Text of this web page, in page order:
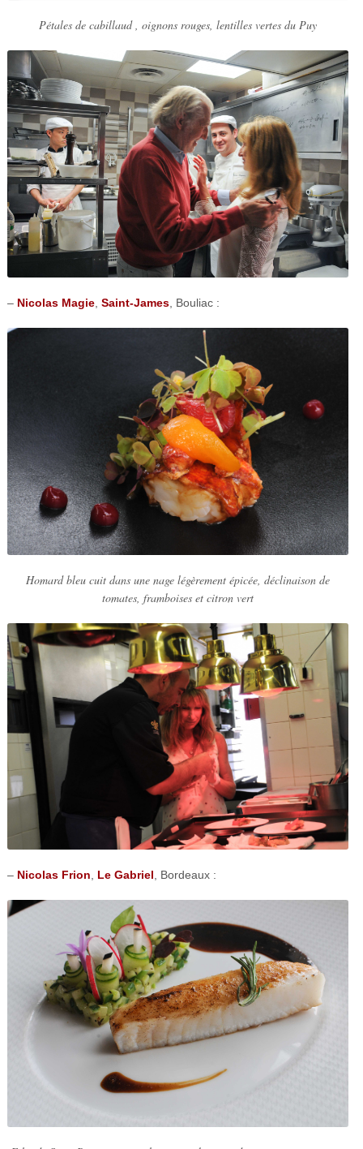
Pétales de cabillaud , oignons rouges, lentilles vertes du Puy
– Nicolas Magie, Saint-James, Bouliac :
Homard bleu cuit dans une nage légèrement épicée, déclinaison de
tomates, framboises et citron vert
– Nicolas Frion, Le Gabriel, Bordeaux :